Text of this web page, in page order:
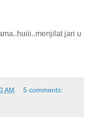
jari u
AM 5 comments: